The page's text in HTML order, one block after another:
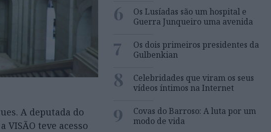
A deputada do
VISÃO teve acesso
6
Os Lusíadas são um hospital e
Guerra Junqueiro uma avenida
7
Os dois primeiros presidentes da
Gulbenkian
8
Celebridades que viram os seus
vídeos íntimos na Internet
9
Covas do Barroso: A luta por um
modo de vida